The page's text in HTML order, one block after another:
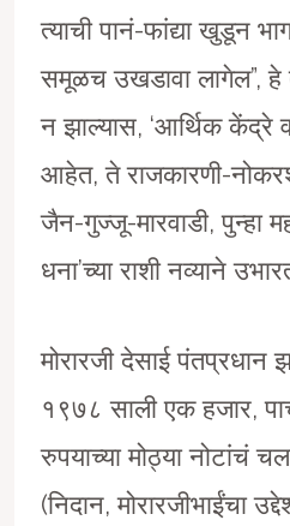
त्याची पानं-फांद्या खुडून
समूळच उखडावा लागेल”, हे
न झाल्यास, ‘आर्थिक केंद्रे व
आहेत, ते राजकारणी-
जैन-गुज्जू-मारवाडी, पुन्हा
धना’च्या राशी नव्याने
मोरारजी देसाई पंतप्रधान
१९७८ साली एक हजार,
रुपयाच्या मोठ्या नोटांचं
(निदान, मोरारजीभाईंचा